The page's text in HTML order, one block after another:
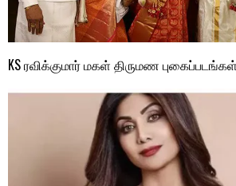
KS ரவிக்குமார் மகள் திருமண புகைப்படங்கள்